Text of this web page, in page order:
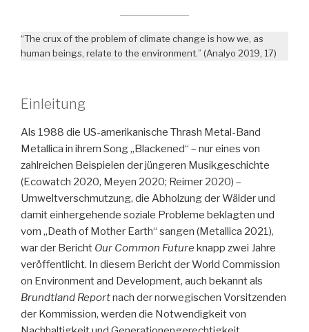
“The crux of the problem of climate change is how we, as
human beings, relate to the environment.” (Analyo 2019, 17)
Einleitung
Als 1988 die US-amerikanische Thrash Metal-Band
Metallica in ihrem Song „Blackened“ – nur eines von
zahlreichen Beispielen der jüngeren Musikgeschichte
(Ecowatch 2020, Meyen 2020; Reimer 2020) –
Umweltverschmutzung, die Abholzung der Wälder und
damit einhergehende soziale Probleme beklagten und
vom „Death of Mother Earth“ sangen (Metallica 2021),
war der Bericht Our Common Future knapp zwei Jahre
veröffentlicht. In diesem Bericht der World Commission
on Environment and Development, auch bekannt als
Brundtland Reportnach der norwegischen Vorsitzenden
der Kommission, werden die Notwendigkeit von